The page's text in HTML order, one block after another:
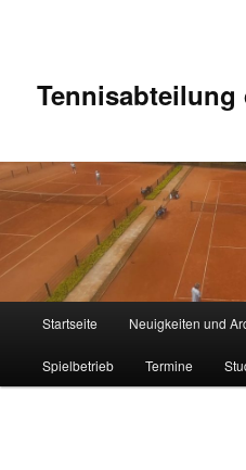
Tennisabteilung
Startseite Neuigkeiten und
Spielbetrieb Termine